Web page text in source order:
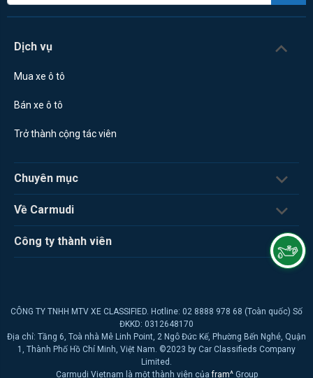
Dịch vụ
Mua xe ô tô
Bán xe ô tô
Trở thành cộng tác viên
Chuyên mục
Về Carmudi
Công ty thành viên
CÔNG TY TNHH MTV XE CLASSIFIED. Hotline: 02 8888 978 68 (Toàn quốc) Số
ĐKKD: 0312648170
Địa chỉ: Tầng 6, Toà nhà Mê Linh Point, 2 Ngô Đức Kế, Phường Bến Nghé, Quận
1, Thành Phố Hồ Chí Minh, Việt Nam. ©2023 by Car Classifieds Company
Limited.
Carmudi Vietnam là một thành viên củafram^ Group